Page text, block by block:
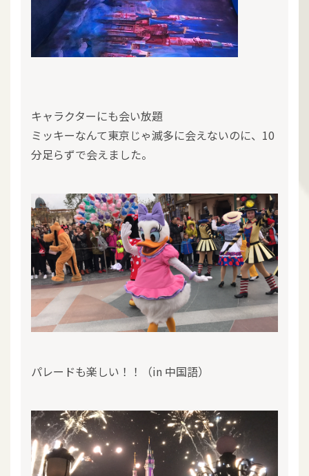
キャラクターにも会い放題
ミッキーなんて東京じゃ滅多に会えないのに、10
分足らずで会えました。
パレードも楽しい！！（in 中国語）